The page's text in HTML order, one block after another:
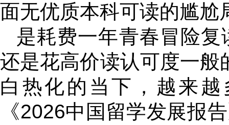
面无优质本科可读的尴尬
是耗费一年青春冒险
还是花高价读认可度一
白热化的当下，越来
《2026中国留学发展报